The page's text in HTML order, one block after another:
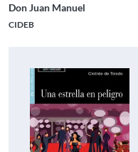
Don Juan Manuel
CIDEB